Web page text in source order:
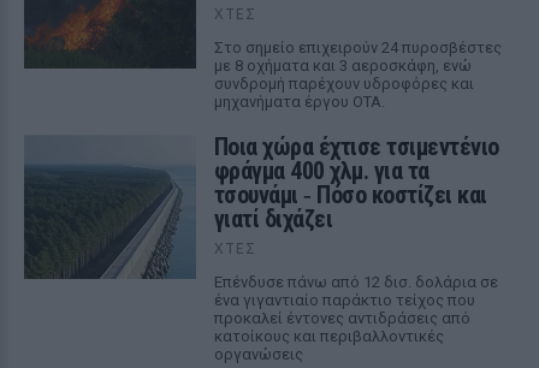
ΧΤΕΣ
Στο σημείο επιχειρούν 24 πυροσβέστες
με 8 οχήματα και 3 αεροσκάφη, ενώ
συνδρομή παρέχουν υδροφόρες και
μηχανήματα έργου ΟΤΑ.
Ποια χώρα έχτισε τσιμεντένιο
φράγμα 400 χλμ. για τα
τσουνάμι ‑ Πόσο κοστίζει και
γιατί διχάζει
ΧΤΕΣ
Επένδυσε πάνω από 12 δισ. δολάρια σε
ένα γιγαντιαίο παράκτιο τείχος που
προκαλεί έντονες αντιδράσεις από
κατοίκους και περιβαλλοντικές
οργανώσεις